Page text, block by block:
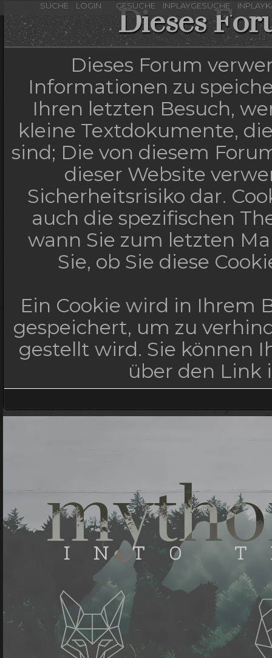
SUCHE LOGIN GESUCHE INPLAYGESUCHE
Dieses
Dieses Forum
Informationen zu
Ihren letzten Besuch,
kleine Textdokumente,
sind; Die von diesem
dieser Website
Sicherheitsrisiko dar.
auch die spezifischen
wann Sie zum letzten
Sie, ob Sie diese
Ein Cookie wird in Ihrem
gespeichert, um zu
gestellt wird. Sie können
über den Link